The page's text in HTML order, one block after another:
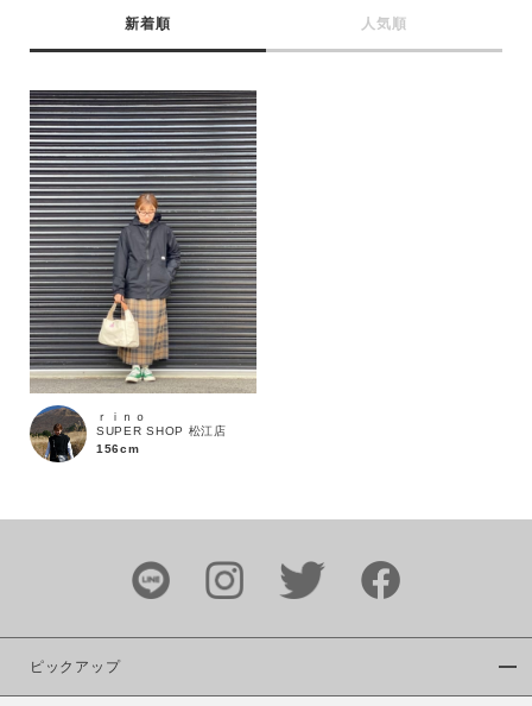
サイズ
ブランド
カラー
新着順 人気順
ｒｉｎｏ
SUPER SHOP 松江店
156cm
ピックアップ